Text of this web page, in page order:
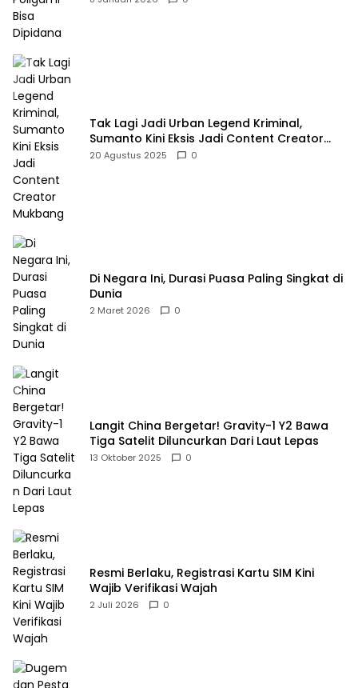
Tak Lagi Jadi Urban Legend Kriminal,
Sumanto Kini Eksis Jadi Content Creator
Mukbang
20 Agustus 2025 0
Di Negara Ini, Durasi Puasa Paling Singkat di
Dunia
2 Maret 2026 0
Langit China Bergetar! Gravity-1 Y2 Bawa
Tiga Satelit Diluncurkan Dari Laut Lepas
13 Oktober 2025 0
Resmi Berlaku, Registrasi Kartu SIM Kini
Wajib Verifikasi Wajah
2 Juli 2026 0